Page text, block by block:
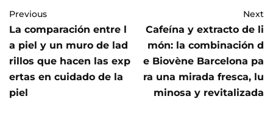
Previous
La comparación entre l
a piel y un muro de lad
rillos que hacen las exp
ertas en cuidado de la
piel
Next
Cafeína y extracto de li
món: la combinación d
e Biovène Barcelona pa
ra una mirada fresca, lu
minosa y revitalizada